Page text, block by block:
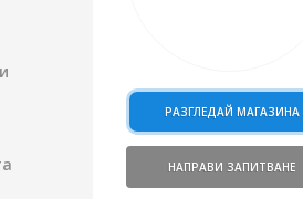
РАЗГЛЕДАЙ МАГАЗИНА
НАПРАВИ ЗАПИТВАНЕ